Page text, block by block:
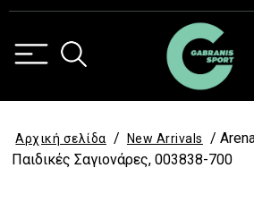
Αρχική σελίδα / New Arrivals
/
Παιδικές Σαγιονάρες, 003838-700